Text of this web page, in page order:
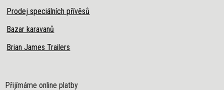
Prodej speciálních přívěsů
Bazar karavanů
Brian James Trailers
Přijímáme online platby